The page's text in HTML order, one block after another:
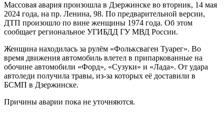
Массовая авария произошла в Дзержинске во вторник, 14 мая
2024 года, на пр. Ленина, 98. По предварительной версии,
ДТП произошло по вине женщины 1974 года. Об этом
сообщает региональное УГИБДД ГУ МВД России.
Женщина находилась за рулём «Фольксваген Туарег». Во
время движения автомобиль влетел в припаркованные на
обочине автомобили «Форд», «Сузуки» и «Лада». От удара
автоледи получила травы, из-за которых её доставили в
БСМП в Дзержинске.
Причины аварии пока не уточняются.